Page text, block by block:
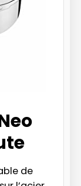
de